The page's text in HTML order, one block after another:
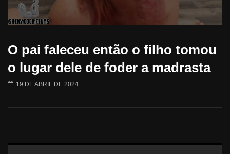
O pai faleceu então o filho tomou
o lugar dele de foder a madrasta
19 DE ABRIL DE 2024